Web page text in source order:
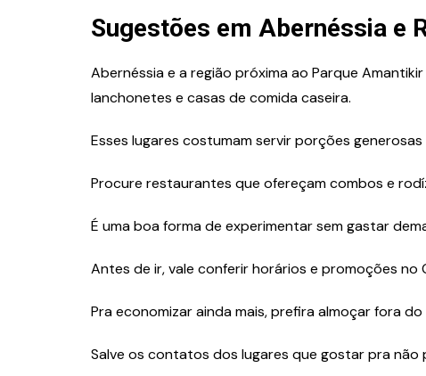
Sugestões em Abernéssia e
Abernéssia e a região próxima ao Parque
lanchonetes e casas de comida caseira.
Esses lugares costumam servir porções
Procure restaurantes que ofereçam combos e
É uma boa forma de experimentar sem gastar
Antes de ir, vale conferir horários e promoções no
Pra economizar ainda mais, prefira almoçar fora do
Salve os contatos dos lugares que gostar pra